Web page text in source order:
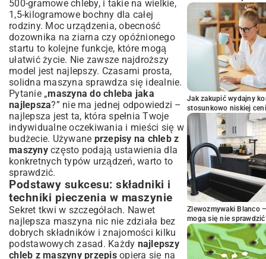
500-gramowe chleby, i takie na wielkie,
1,5-kilogramowe bochny dla całej
rodziny. Moc urządzenia, obecność
dozownika na ziarna czy opóźnionego
startu to kolejne funkcje, które mogą
ułatwić życie. Nie zawsze najdroższy
model jest najlepszy. Czasami prosta,
solidna maszyna sprawdza się idealnie.
Pytanie „maszyna do chleba jaka
najlepsza?” nie ma jednej odpowiedzi –
najlepsza jest ta, która spełnia Twoje
indywidualne oczekiwania i mieści się w
budżecie. Używane przepisy na chleb z
maszynyczęsto podają ustawienia dla
konkretnych typów urządzeń, warto to
sprawdzić.
Podstawy sukcesu: składniki i
techniki pieczenia w maszynie
Sekret tkwi w szczegółach. Nawet
najlepsza maszyna nic nie zdziała bez
dobrych składników i znajomości kilku
podstawowych zasad. Każdy najlepszy
chleb z maszyny przepisopiera się na
Jak zakupić wydajny
stosunkowo niskiej
Zlewozmywaki Blanco
mogą się nie